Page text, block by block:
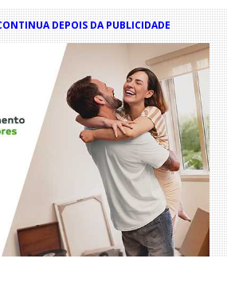
DEPOIS DA PUBLICIDADE